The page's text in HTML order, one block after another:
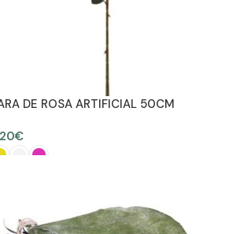
DE ROSA ARTIFICIAL 50CM
€